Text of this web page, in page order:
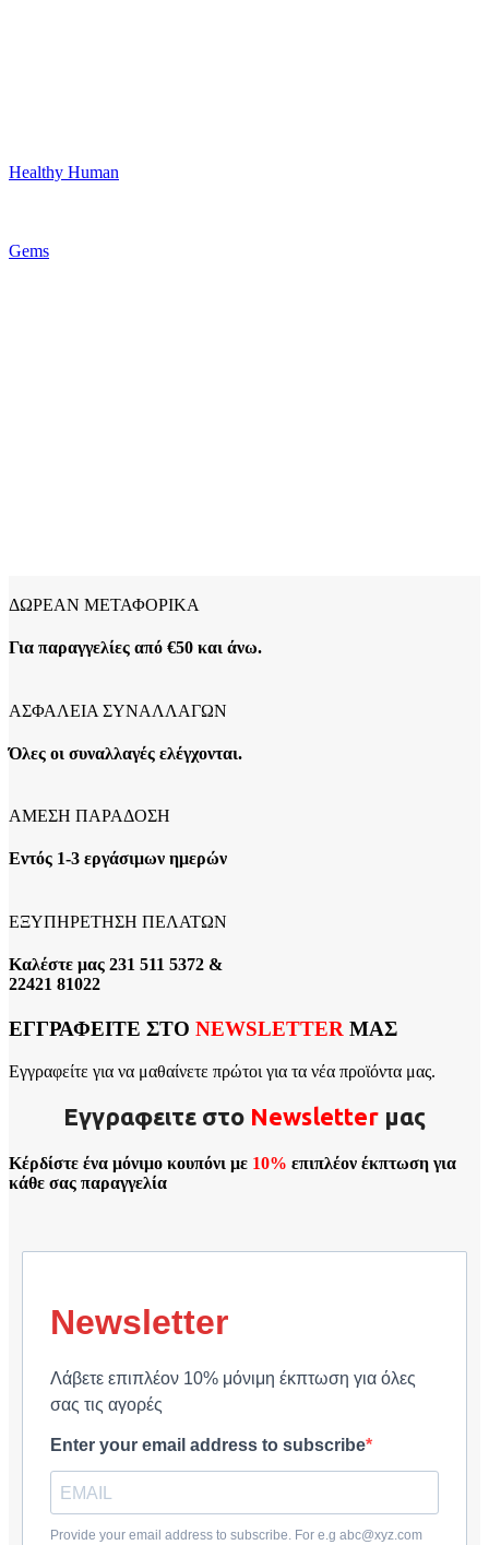
Healthy Human
Gems
ΔΩΡΕΑΝ ΜΕΤΑΦΟΡΙΚΑ
Για παραγγελίες από €50 και άνω.
ΑΣΦΑΛΕΙΑ ΣΥΝΑΛΛΑΓΩΝ
Όλες οι συναλλαγές ελέγχονται.
ΑΜΕΣΗ ΠΑΡΑΔΟΣΗ
Εντός 1-3 εργάσιμων ημερών
ΕΞΥΠΗΡΕΤΗΣΗ ΠΕΛΑΤΩΝ
Καλέστε μας 231 511 5372 &
22421 81022
ΕΓΓΡΑΦΕΙΤΕ ΣΤΟ NEWSLETTER ΜΑΣ
Εγγραφείτε για να μαθαίνετε πρώτοι για τα νέα προϊόντα μας.
Εγγραφειτε στο Νewsletter μας
Κέρδίστε ένα μόνιμο κουπόνι με 10% επιπλέον έκπτωση για
κάθε σας παραγγελία
Newsletter
Λάβετε επιπλέον 10% μόνιμη έκπτωση για όλες
σας τις αγορές
Enter your email address to subscribe
Provide your email address to subscribe. For e.g abc@xyz.com